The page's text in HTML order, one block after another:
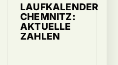
LAUFKALENDER
CHEMNITZ:
AKTUELLE
ZAHLEN